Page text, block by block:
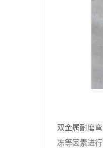
双金属耐磨
冻等因素进